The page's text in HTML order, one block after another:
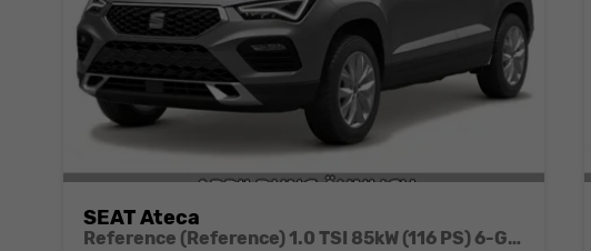
SEAT Ateca
Reference (Reference) 1.0 TSI 85kW (116 PS) 6-Gang Schaltgetriebe